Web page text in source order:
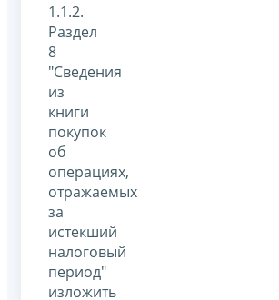
1.1.2.
Раздел
8
"Сведения
из
книги
покупок
об
операциях,
отражаемых
за
истекший
налоговый
период"
изложить